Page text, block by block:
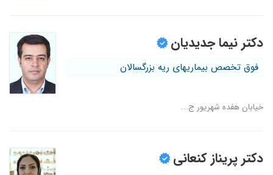
دکتر نیما جدیدیان
فوق تخصص بیماریهای ریه بزرگسالان
خیابان هفده شهریور ج...
دکتر پریناز کنعانی